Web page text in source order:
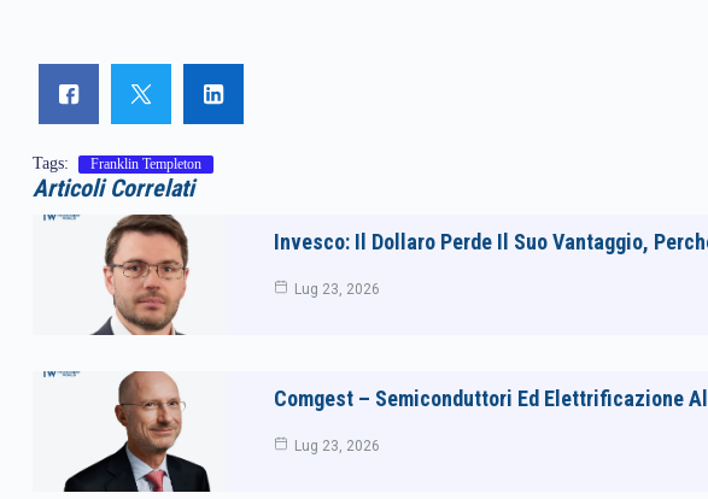
Tags: Franklin Templeton
Articoli Correlati
Invesco: Il Dollaro Perde Il Suo Vantaggio,
Lug 23, 2026
Comgest – Semiconduttori Ed Elettrificazione
Lug 23, 2026